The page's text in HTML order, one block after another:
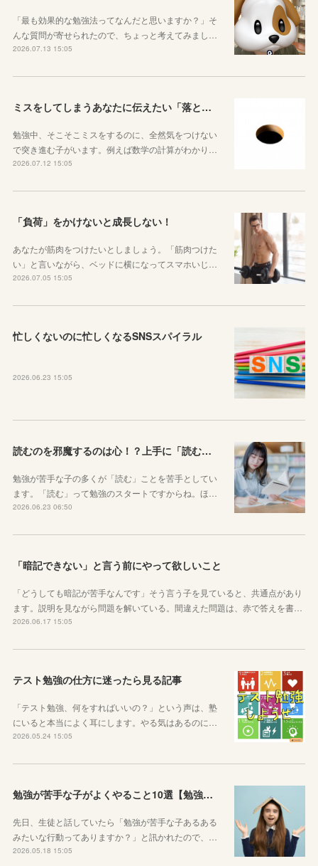
「最も効果的な勉強法ってなんだと思いますか？」そ
んな質問が寄せられたので、ちょっと考えてみまし…
2026.07.13 15:05
ミスをしてしまうあなたに伝えたい「落とし穴がある道は早歩きしない」ということ
勉強中、そこそこミスをするのに、全然気をつけない
で突き進む子がいます。例えば数学の計算がわかり…
2026.07.12 15:05
「負荷」をかけないと成長しない！
あなたが筋肉をつけたいとしましょう。「筋肉つけた
い」と言いながら、ベッドに横になってスマホいじ…
2026.07.05 15:05
忙しくないのに忙しくなるSNSスパイラル
2026.06.23 15:05
読むのを邪魔するのは心！？上手に「読む」ための気持ちの対処法
勉強が苦手な子の多くが「読む」ことを苦手としてい
ます。「読む」って勉強のスタートですからね。ほ…
2026.06.23 06:50
「暗記できない」と言う前にやって欲しいこと
「どうしても暗記が苦手なんです」そう言う子を見ていると、共通点があり
ます。説明を見ながら問題を解いている。間違えた問題は、赤で答えを書…
2026.06.17 15:05
テスト勉強の仕方に迷ったら見る記事
「テスト勉強、何をすればいいの？」という声は、塾
にいると本当によく耳にします。やる気はあるのに…
2026.05.24 15:05
勉強が苦手な子がよくやること10選【勉強苦手あるある】
先日、生徒と話していたら「勉強が苦手な子あるある
みたいな行動ってありますか？」と訊かれたので、…
2026.05.18 15:05